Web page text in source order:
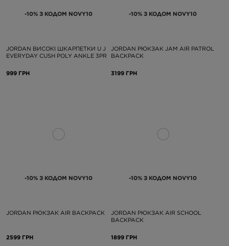
-10% З КОДОМ NOVY10
JORDAN ВИСОКІ ШКАРПЕТКИ U J
EVERYDAY CUSH POLY ANKLE 3PR
999 ГРН
-10% З КОДОМ NOVY10
JORDAN РЮКЗАК JAM AIR PATROL
BACKPACK
3199 ГРН
-10% З КОДОМ NOVY10
JORDAN РЮКЗАК AIR BACKPACK
2599 ГРН
-10% З КОДОМ NOVY10
JORDAN РЮКЗАК AIR SCHOOL
BACKPACK
1899 ГРН